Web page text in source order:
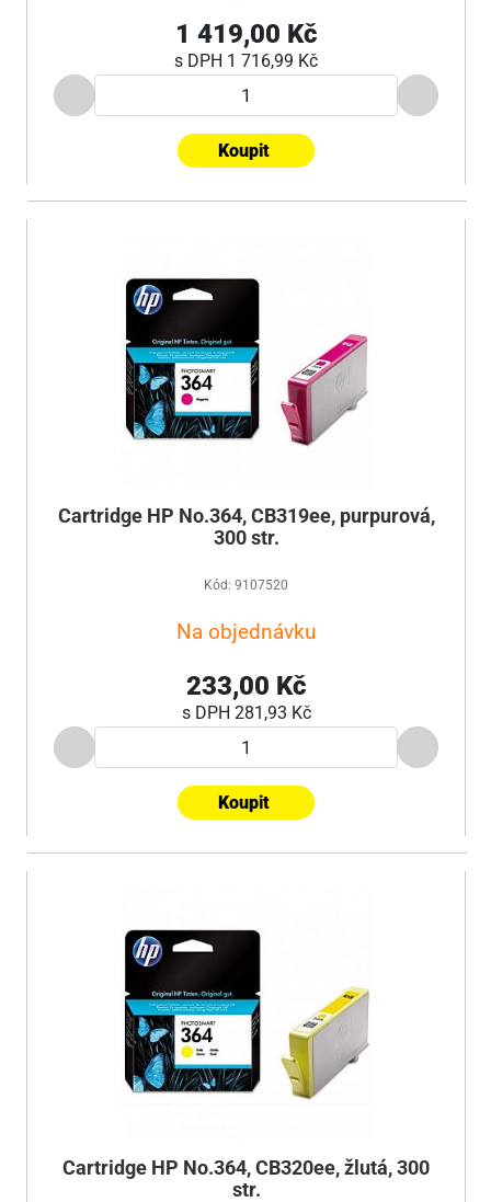
1 419,00 Kč
s DPH 1 716,99 Kč
Koupit
Cartridge HP No.364, CB319ee, purpurová,
300 str.
Kód: 9107520
Na objednávku
233,00 Kč
s DPH 281,93 Kč
Koupit
Cartridge HP No.364, CB320ee, žlutá, 300
str.